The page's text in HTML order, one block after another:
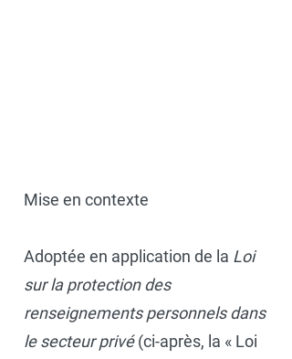
Mise en contexte
Adoptée en application de la Loi
sur la protection des
renseignements personnels dans
le secteur privé(ci-après, la « Loi